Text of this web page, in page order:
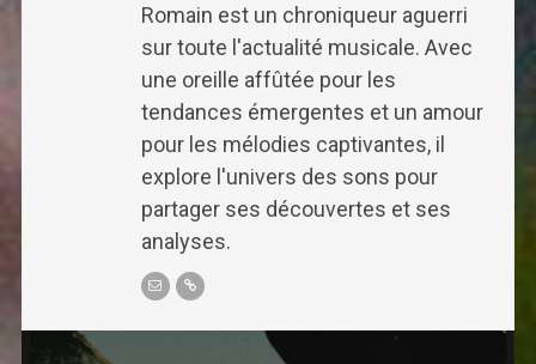
Romain est un chroniqueur aguerri
sur toute l'actualité musicale. Avec
une oreille affûtée pour les
tendances émergentes et un amour
pour les mélodies captivantes, il
explore l'univers des sons pour
partager ses découvertes et ses
analyses.